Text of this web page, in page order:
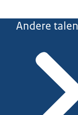
Andere talen